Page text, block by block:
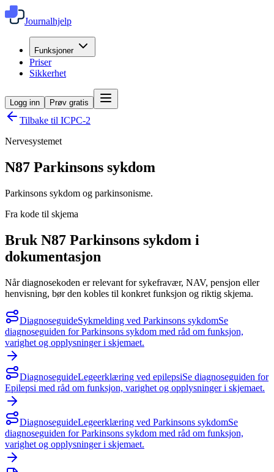
Journalhjelp
Funksjoner
Priser
Sikkerhet
Logg inn Prøv gratis
Tilbake til ICPC-2
Nervesystemet
N87 Parkinsons sykdom
Parkinsons sykdom og parkinsonisme.
Fra kode til skjema
Bruk N87 Parkinsons sykdom i
dokumentasjon
Når diagnosekoden er relevant for sykefravær, NAV, pensjon eller
henvisning, bør den kobles til konkret funksjon og riktig skjema.
DiagnoseguideSykmelding ved Parkinsons sykdomSe
diagnoseguiden for Parkinsons sykdom med råd om funksjon,
varighet og opplysninger i skjemaet.
DiagnoseguideLegeerklæring ved epilepsiSe diagnoseguiden for
Epilepsi med råd om funksjon, varighet og opplysninger i skjemaet.
DiagnoseguideLegeerklæring ved Parkinsons sykdomSe
diagnoseguiden for Parkinsons sykdom med råd om funksjon,
varighet og opplysninger i skjemaet.